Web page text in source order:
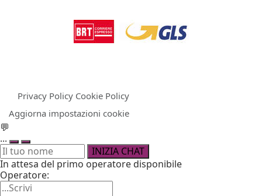
Privacy Policy Cookie Policy
Aggiorna impostazioni cookie
💬
...
INIZIA CHAT
In attesa del primo operatore disponibile
Operatore: